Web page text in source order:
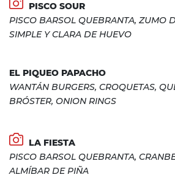
PISCO SOUR
PISCO BARSOL QUEBRANTA, ZUMO
SIMPLE Y CLARA DE HUEVO
EL PIQUEO PAPACHO
WANTÁN BURGERS, CROQUETAS,
BRÓSTER, ONION RINGS
LA FIESTA
PISCO BARSOL QUEBRANTA,
ALMÍBAR DE PIÑA